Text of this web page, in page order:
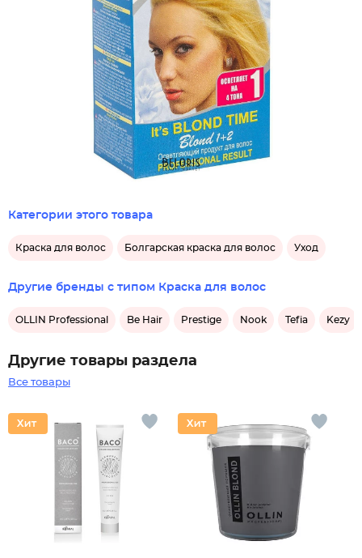
Категории этого товара
Краска для волос Болгарская краска для волос Уход
Другие бренды с типом Краска для волос
OLLIN Professional Be Hair Prestige Nook Tefia Kezy
Другие товары раздела
Все товары